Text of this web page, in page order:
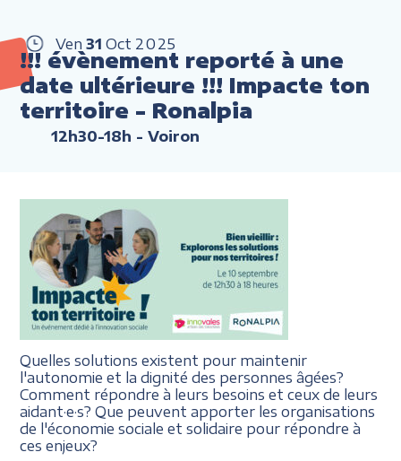
Ven 31 Oct 2025
!!! évènement reporté à une
date ultérieure !!! Impacte ton
territoire - Ronalpia
12h30-18h - Voiron
Quelles solutions existent pour maintenir
l'autonomie et la dignité des personnes âgées?
Comment répondre à leurs besoins et ceux de leurs
aidant·e·s? Que peuvent apporter les organisations
de l'économie sociale et solidaire pour répondre à
ces enjeux?